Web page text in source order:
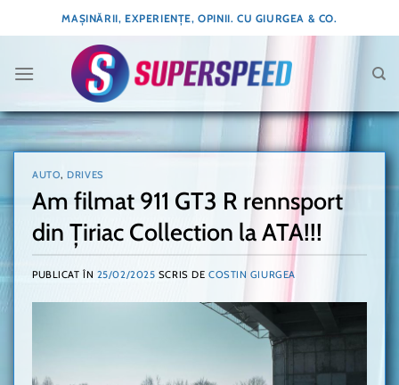
to
MAȘINĂRII, EXPERIENȚE, OPINII. CU GIURGEA & CO.
AUTO, DRIVES
Am filmat 911 GT3 R rennsport
din Țiriac Collection la ATA!!!
PUBLICAT ÎN 25/02/2025 SCRIS DE COSTIN GIURGEA